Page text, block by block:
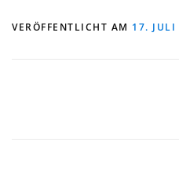
VERÖFFENTLICHT AM 17. JULI